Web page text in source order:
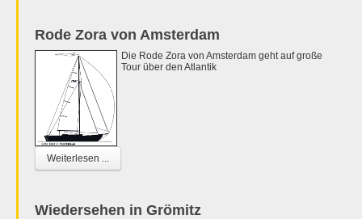
Rode Zora von Amsterdam
Die Rode Zora von Amsterdam geht auf große
Tour über den Atlantik
Weiterlesen ...
Wiedersehen in Grömitz